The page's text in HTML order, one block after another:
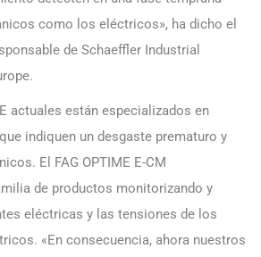
como los eléctricos», ha dicho el
de Schaeffler Industrial
actuales están especializados en
indiquen un desgaste prematuro y
El FAG OPTIME E-CM
de productos monitorizando y
eléctricas y las tensiones de los
«En consecuencia, ahora nuestros